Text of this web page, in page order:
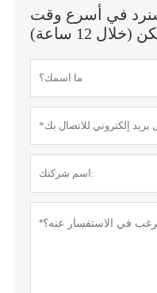
في أسرع وقت
(خلال 12 ساعة)